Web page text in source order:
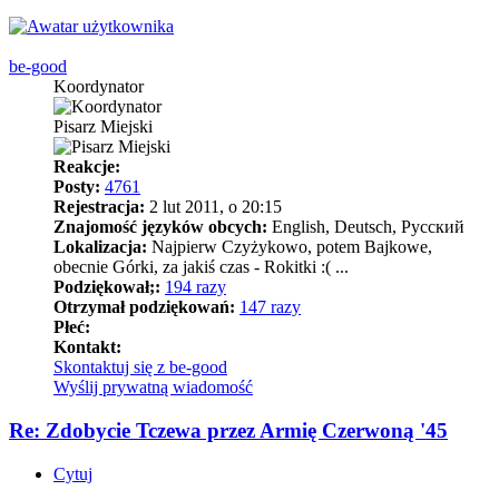
be-good
Koordynator
Pisarz Miejski
Reakcje:
Posty: 4761
Rejestracja: 2 lut 2011, o 20:15
Znajomość języków obcych: English, Deutsch, Pусский
Lokalizacja: Najpierw Czyżykowo, potem Bajkowe,
obecnie Górki, za jakiś czas - Rokitki :( ...
Podziękował;: 194 razy
Otrzymał podziękowań: 147 razy
Płeć:
Kontakt:
Skontaktuj się z be-good
Wyślij prywatną wiadomość
Re: Zdobycie Tczewa przez Armię Czerwoną '45
Cytuj